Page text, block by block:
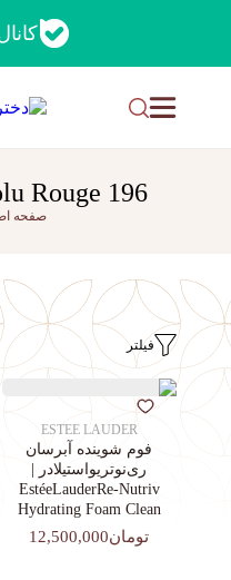
Rouge 196
صفحه
فیلتر
ESTEE LAUDER
فوم شوینده آبرسان
ری‌نوتریواستیلادر |
EstéeLauderRe-Nutriv
Hydrating Foam Clean
تومان12,500,000